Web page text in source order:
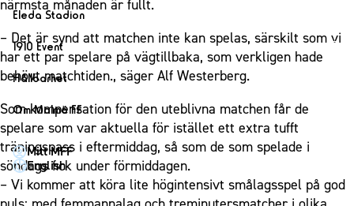
Biljettvillkor
Damlaget
Spelare
Ledarstab
Fotbollsskolan
Fotbollsnätverket
P19
F19
P17
F17
Bli företagspartner
Nätverket
Klubbstolar
Partner dam
Eleda Stadion
Eleda Stadion
Erics Bar & Restaurang
MFF-museet & rundvandringar
1910 Event
1910 Event
Konferens
Möte
Mässa
Sommarfest
Hållbarhet
Hållbarhet
Himmelsblå framtid – en match för miljön
MFF i samhället
Laget för alla
Om Malmö FF
Om Malmö FF
Kontakt
Press och media
Mitt MFF
English
närmsta månaden är fullt.
– Det är synd att matchen inte kan spelas, särskilt som vi
har ett par spelare på vägtillbaka, som verkligen hade
behövt matchtiden., säger Alf Westerberg.
Som kompensation för den uteblivna matchen får de
spelare som var aktuella för istället ett extra tufft
träningspass i eftermiddag, så som de som spelade i
söndags fick under förmiddagen.
– Vi kommer att köra lite högintensivt smålagsspel på god